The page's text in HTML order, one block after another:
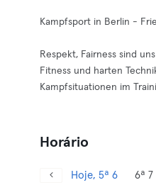
Kampfsport in Berlin -
Respekt, Fairness sind
Fitness und harten
Kampfsituationen im
Horário
Hoje, 5ª 6 6ª 7